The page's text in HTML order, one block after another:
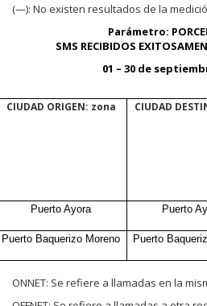
(—): No existen resultados de la
Parámetro:
SMS RECIBIDOS
01 – 30 de
CIUDAD ORIGEN: zona CIUDAD
Puerto Ayora Puerto
Puerto Baquerizo Moreno Puerto
ONNET: Se refiere a llamadas en la